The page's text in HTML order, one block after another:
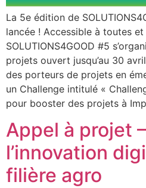
La 5e édition de
lancée ! Accessible à toutes et
SOLUTIONS4GOOD #5
projets ouvert jusqu’au 30
des porteurs de projets en
un Challenge intitulé «
pour booster des projets à
Appel à projet
l’innovation
filière agro